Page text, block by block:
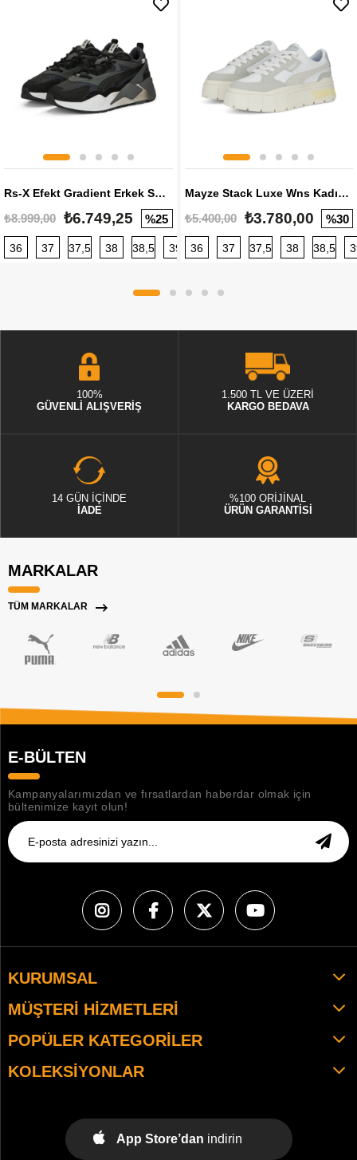
Rs-X Efekt Gradient Erkek Sneaker
₺8.999,00 ₺6.749,25 %25
36 37 37,5 38 38,5 39 40 40,5 41 42 42,5
Mayze Stack Luxe Wns Kadın Sneaker
₺5.400,00 ₺3.780,00 %30
36 37 37,5 38 38,5
100%
GÜVENLİ ALIŞVERİŞ
1.500 TL VE ÜZERİ
KARGO BEDAVA
14 GÜN İÇİNDE
İADE
%100 ORİJİNAL
ÜRÜN GARANTİSİ
MARKALAR
TÜM MARKALAR
E-BÜLTEN
Kampanyalarımızdan ve fırsatlardan haberdar olmak için
bültenimize kayıt olun!
KURUMSAL
MÜŞTERI HIZMETLERI
POPÜLER KATEGORILER
KOLEKSIYONLAR
App Store’dan indirin